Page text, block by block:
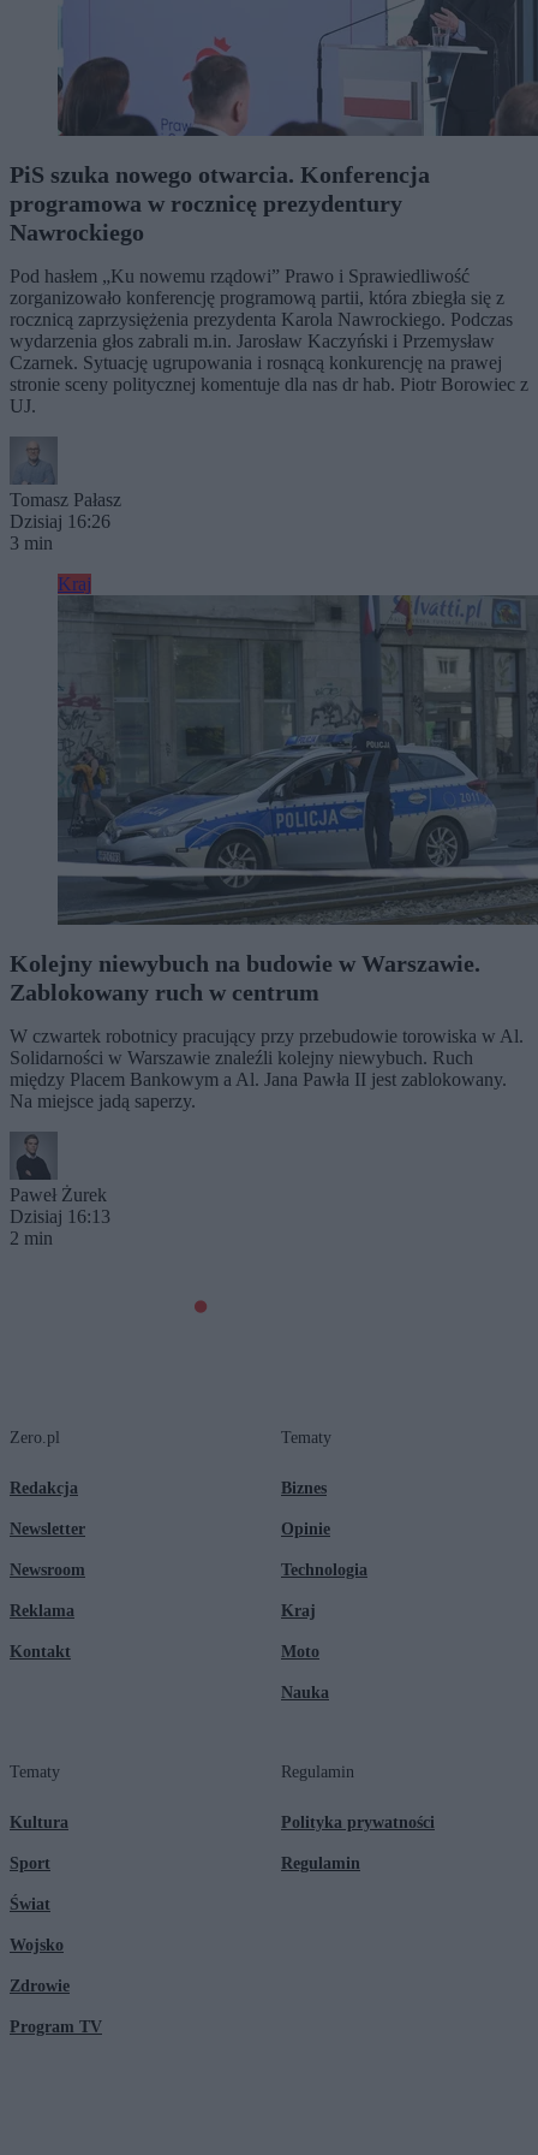
PiS szuka nowego otwarcia. Konferencja
programowa w rocznicę prezydentury
Nawrockiego
Pod hasłem „Ku nowemu rządowi” Prawo i Sprawiedliwość
zorganizowało konferencję programową partii, która zbiegła się z
rocznicą zaprzysiężenia prezydenta Karola Nawrockiego. Podczas
wydarzenia głos zabrali m.in. Jarosław Kaczyński i Przemysław
Czarnek. Sytuację ugrupowania i rosnącą konkurencję na prawej
stronie sceny politycznej komentuje dla nas dr hab. Piotr Borowiec z
UJ.
Tomasz Pałasz
Dzisiaj 16:26
3 min
Kraj
Kolejny niewybuch na budowie w Warszawie.
Zablokowany ruch w centrum
W czwartek robotnicy pracujący przy przebudowie torowiska w Al.
Solidarności w Warszawie znaleźli kolejny niewybuch. Ruch
między Placem Bankowym a Al. Jana Pawła II jest zablokowany.
Na miejsce jadą saperzy.
Paweł Żurek
Dzisiaj 16:13
2 min
Zero.pl
Redakcja
Newsletter
Newsroom
Reklama
Kontakt
Tematy
Biznes
Opinie
Technologia
Kraj
Moto
Nauka
Tematy
Kultura
Sport
Świat
Wojsko
Zdrowie
Program TV
Regulamin
Polityka prywatności
Regulamin